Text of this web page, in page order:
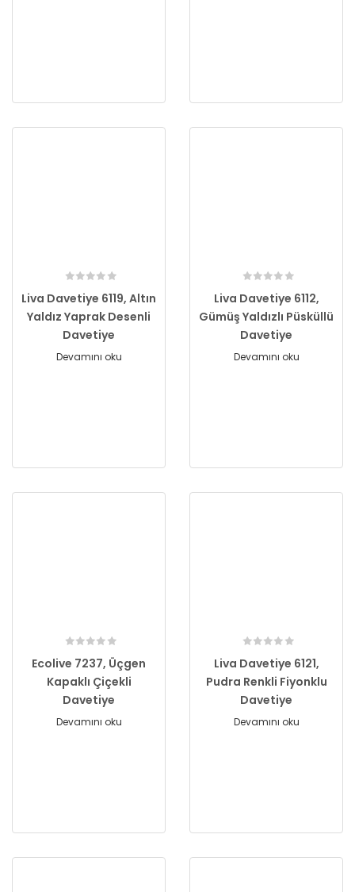
Liva Davetiye 6119, Altın
Yaldız Yaprak Desenli
Davetiye
Devamını oku
Liva Davetiye 6112,
Gümüş Yaldızlı Püsküllü
Davetiye
Devamını oku
Ecolive 7237, Üçgen
Kapaklı Çiçekli
Davetiye
Devamını oku
Liva Davetiye 6121,
Pudra Renkli Fiyonklu
Davetiye
Devamını oku